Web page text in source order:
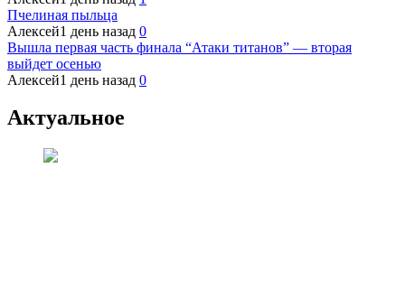
Пчелиная пыльца
Алексей1 день назад 0
Вышла первая часть финала “Атаки титанов” — вторая
выйдет осенью
Алексей1 день назад 0
Актуальное